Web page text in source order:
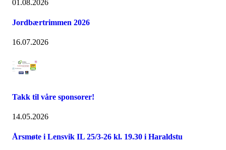
01.08.2026
Jordbærtrimmen 2026
16.07.2026
Takk til våre sponsorer!
14.05.2026
Årsmøte i Lensvik IL 25/3-26 kl. 19.30 i Haraldstu